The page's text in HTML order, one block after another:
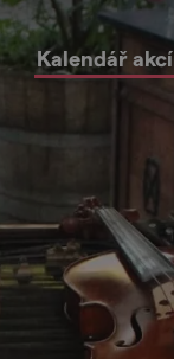
Kalendář akcí